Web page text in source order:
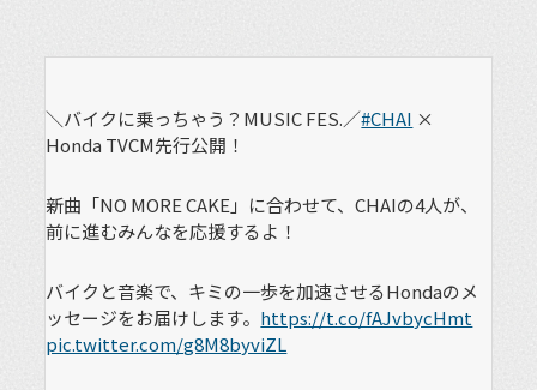
＼バイクに乗っちゃう？MUSIC FES.／#CHAI ×
Honda TVCM先行公開！
新曲「NO MORE CAKE」に合わせて、CHAIの4人が、
前に進むみんなを応援するよ！
バイクと音楽で、キミの一歩を加速させるHondaのメ
ッセージをお届けします。 https://t.co/fAJvbycHmt
pic.twitter.com/g8M8byviZL